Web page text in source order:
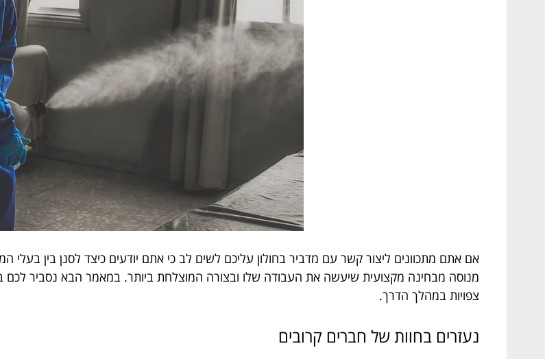
אם אתם מתכוונים ליצור קשר עם מדביר בחולון עליכם לשים לב כי אתם יודעים כיצד לסנן בין
מנוסה מבחינה מקצועית שיעשה את העבודה שלו ובצורה המוצלחת ביותר. במאמר הבא נסביר לכם
צפויות במהלך הדרך.
נעזרים בחוות של חברים קרובים